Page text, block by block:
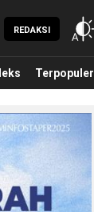
REDAKSI
Terpopuler